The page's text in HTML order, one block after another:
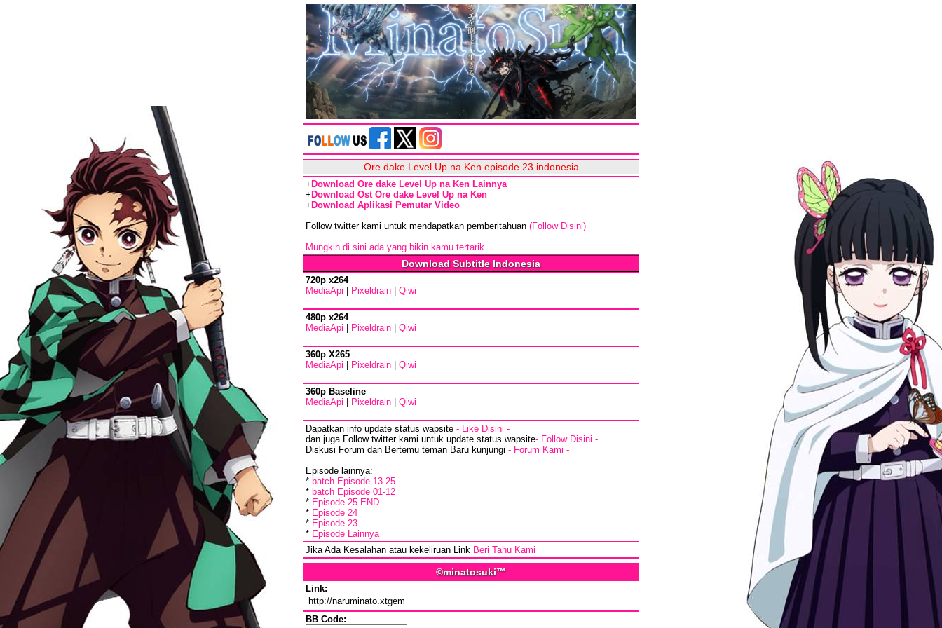
Ore dake Level Up na Ken episode 23 indonesia
+ Download Ore dake Level Up na Ken Lainnya
+ Download Ost Ore dake Level Up na Ken
+ Download Aplikasi Pemutar Video
Follow twitter kami untuk mendapatkan pemberitahuan (Follow Disini)
Mungkin di sini ada yang bikin kamu tertarik
Download Subtitle Indonesia
720p x264
MediaApi
Pixeldrain Qiwi
480p x264
MediaApi
Pixeldrain Qiwi
360p X265
MediaApi
Pixeldrain Qiwi
360p Baseline
MediaApi
Pixeldrain Qiwi
Dapatkan info update status wapsite - Like Disini -
dan juga Follow twitter kami untuk update status wapsite- Follow Disini -
Diskusi Forum dan Bertemu teman Baru kunjungi - Forum Kami -
Episode lainnya:
* batch Episode 13-25
* batch Episode 01-12
* Episode 25 END
* Episode 24
* Episode 23
* Episode Lainnya
Jika Ada Kesalahan atau kekeliruan Link Beri Tahu Kami
©minatosuki™
Link:
BB Code: